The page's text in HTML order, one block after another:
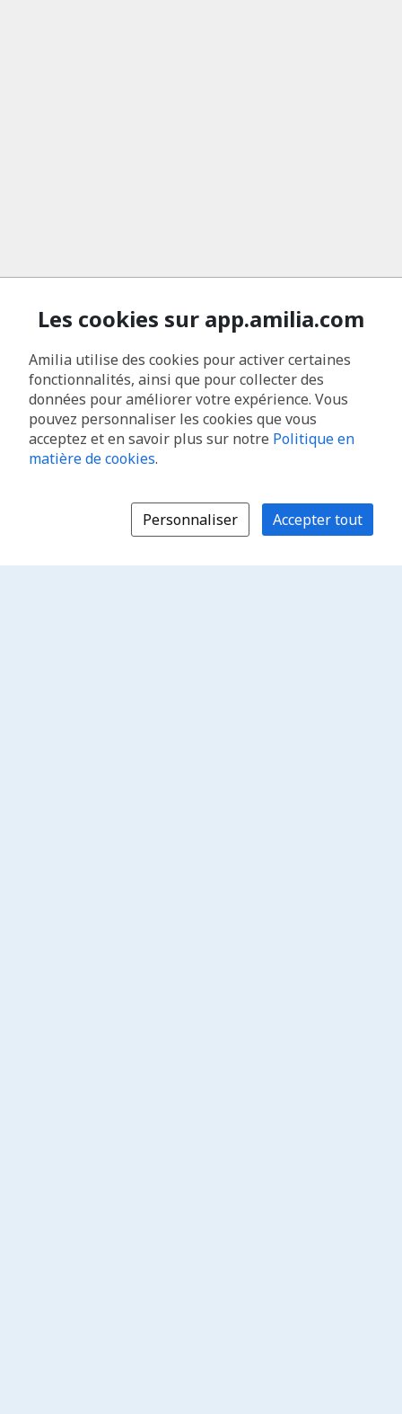
Les cookies sur app.amilia.com
Amilia utilise des cookies pour activer certaines
fonctionnalités, ainsi que pour collecter des
données pour améliorer votre expérience. Vous
pouvez personnaliser les cookies que vous
acceptez et en savoir plus sur notre Politique en
matière de cookies.
Personnaliser Accepter tout